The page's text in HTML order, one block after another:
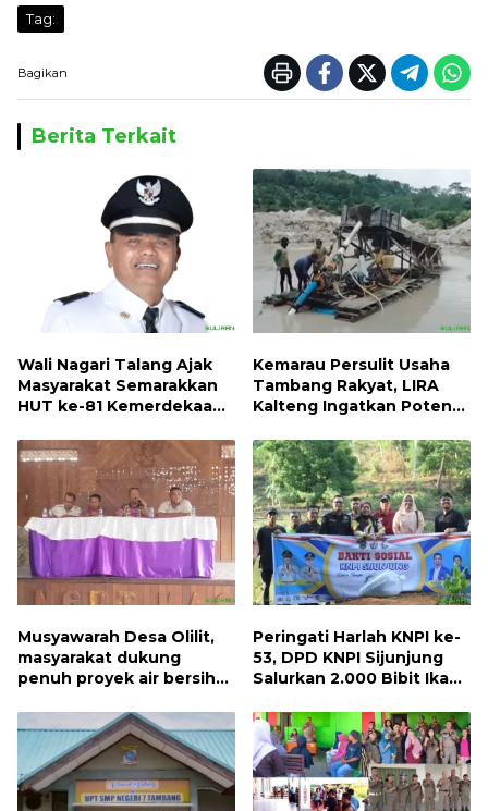
Tag:
Bagikan
Berita Terkait
Wali Nagari Talang Ajak
Masyarakat Semarakkan
HUT ke-81 Kemerdekaan
Bendera Merah Putih
Kemarau Persulit Usaha
Tambang Rakyat, LIRA
Kalteng Ingatkan Potensi
Hidup
Musyawarah Desa Olilit,
masyarakat dukung
penuh proyek air bersih
Peringati Harlah KNPI ke-
53, DPD KNPI Sijunjung
Salurkan 2.000 Bibit Ikan